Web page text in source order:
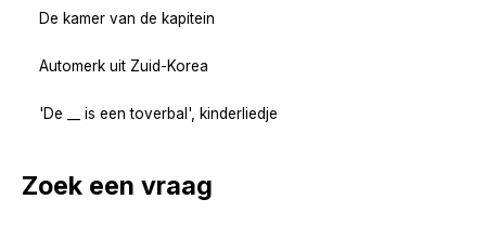
De kamer van de kapitein
Automerk uit Zuid-Korea
'De __ is een toverbal', kinderliedje
Zoek een vraag